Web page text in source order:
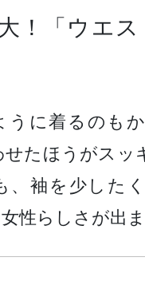
！「ウエ
うに着るのも
せたほうがスッ
、袖を少した
性らしさが出